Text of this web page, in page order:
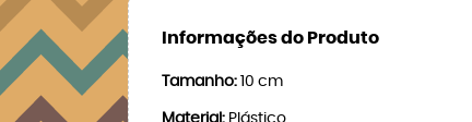
Informações do Produto
Tamanho: 10 cm
Material: Plástico